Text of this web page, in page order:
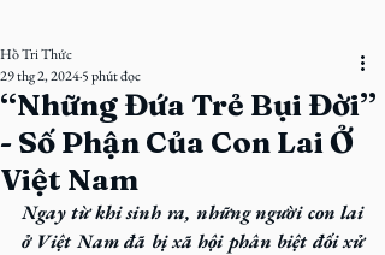
“Những Đứa Trẻ Bụi Đời”
- Số Phận Của Con Lai Ở
Việt Nam
Hồ Tri Thức
29 thg 2, 20245 phút đọc
Ngay từ khi sinh ra, những người con lai
ở Việt Nam đã bị xã hội phân biệt đối xử